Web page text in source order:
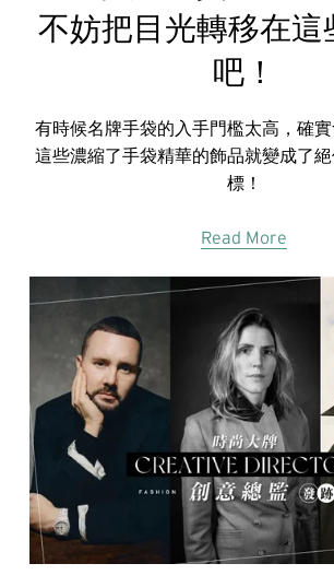
不妨把目光轉移在這
吧！
有時候名牌手袋的入手門檻太高，確
這些濃縮了手袋精華的飾品就變成了
標！
Read More